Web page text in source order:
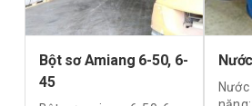
Bột sơ Amiang 6-50, 6-
45